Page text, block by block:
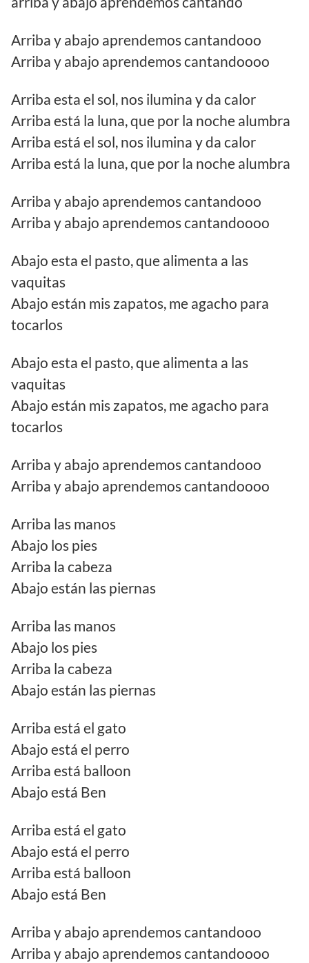
Arriba y abajo aprendemos cantandooo
Arriba y abajo aprendemos cantandoooo
Arriba esta el sol, nos ilumina y da calor
Arriba está la luna, que por la noche alumbra
Arriba está el sol, nos ilumina y da calor
Arriba está la luna, que por la noche alumbra
Arriba y abajo aprendemos cantandooo
Arriba y abajo aprendemos cantandoooo
Abajo esta el pasto, que alimenta a las
vaquitas
Abajo están mis zapatos, me agacho para
tocarlos
Abajo esta el pasto, que alimenta a las
vaquitas
Abajo están mis zapatos, me agacho para
tocarlos
Arriba y abajo aprendemos cantandooo
Arriba y abajo aprendemos cantandoooo
Arriba las manos
Abajo los pies
Arriba la cabeza
Abajo están las piernas
Arriba las manos
Abajo los pies
Arriba la cabeza
Abajo están las piernas
Arriba está el gato
Abajo está el perro
Arriba está balloon
Abajo está Ben
Arriba está el gato
Abajo está el perro
Arriba está balloon
Abajo está Ben
Arriba y abajo aprendemos cantandooo
Arriba y abajo aprendemos cantandoooo